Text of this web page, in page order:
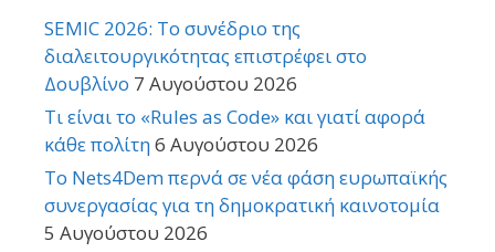
SEMIC 2026: Το συνέδριο της
διαλειτουργικότητας επιστρέφει στο
Δουβλίνο 7 Αυγούστου 2026
Τι είναι το «Rules as Code» και γιατί αφορά
κάθε πολίτη6 Αυγούστου 2026
Το Nets4Dem περνά σε νέα φάση ευρωπαϊκής
συνεργασίας για τη δημοκρατική καινοτομία
5 Αυγούστου 2026